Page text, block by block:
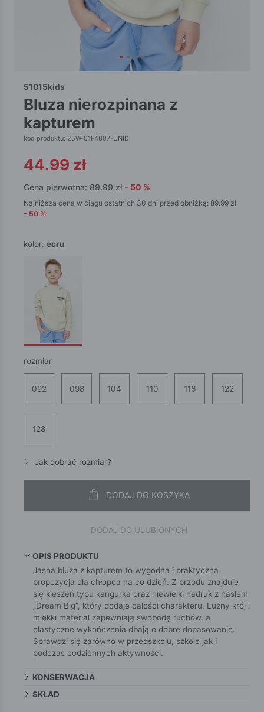
51015kids
bluza nierozpinana z
kapturem
kod produktu: 25W-01F4807-UNID
44.99 zł
Cena pierwotna: 89.99 zł - 50 %
Najniższa cena w ciągu ostatnich 30 dni przed obniżką: 89.99 zł
- 50 %
kolor: ecru
rozmiar
092 098 104 110 116 122
128
Jak dobrać rozmiar?
DODAJ DO KOSZYKA
DODAJ DO ULUBIONYCH
OPIS PRODUKTU
Jasna bluza z kapturem to wygodna i praktyczna
propozycja dla chłopca na co dzień. Z przodu znajduje
się kieszeń typu kangurka oraz niewielki nadruk z hasłem
„Dream Big”, który dodaje całości charakteru. Luźny krój i
miękki materiał zapewniają swobodę ruchów, a
elastyczne wykończenia dbają o dobre dopasowanie.
Sprawdzi się zarówno w przedszkolu, szkole jak i
podczas codziennych aktywności.
KONSERWACJA
SKŁAD